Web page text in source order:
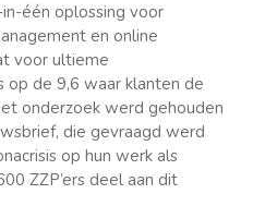
één oplossing voor
en online
voor ultieme
de 9,6 waar klanten de
onderzoek werd gehouden
die gevraagd werd
op hun werk als
ZZP’ers deel aan dit